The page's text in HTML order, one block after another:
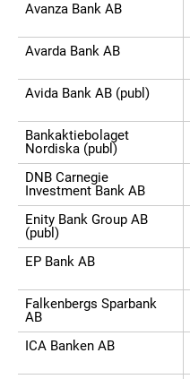
Avanza Bank AB
Avarda Bank AB
Avida Bank AB (publ)
Bankaktiebolaget
Nordiska (publ)
DNB Carnegie
Investment Bank AB
Enity Bank Group AB
(publ)
EP Bank AB
Falkenbergs Sparbank
AB
ICA Banken AB